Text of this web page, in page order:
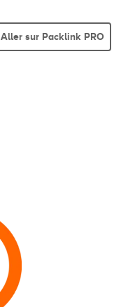
Aller sur Packlink PRO